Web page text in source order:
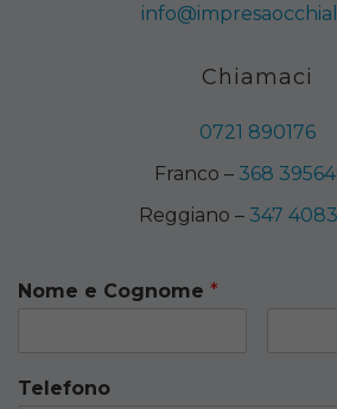
Chiamaci
0721 890176
Franco – 368
Reggiano – 347
Nome e Cognome *
Telefono